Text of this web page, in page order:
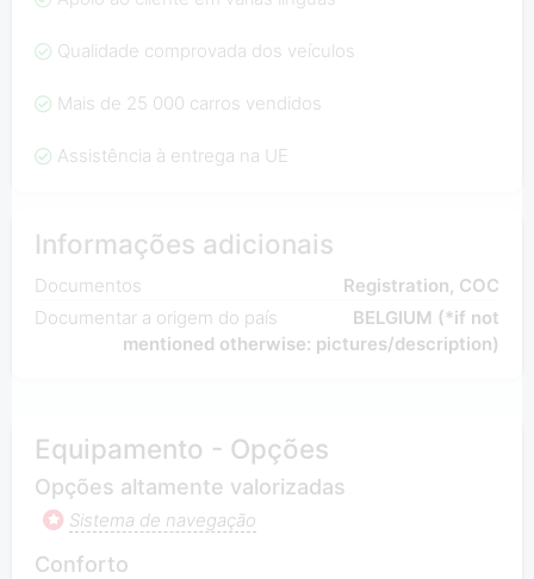
Qualidade comprovada dos veículos
Mais de 25 000 carros vendidos
Assistência à entrega na UE
Informações adicionais
Documentos
Registration, COC
Documentar a origem do país
BELGIUM (*if not
mentioned otherwise: pictures/description)
Equipamento - Opções
Opções altamente valorizadas
Sistema de navegação
Conforto